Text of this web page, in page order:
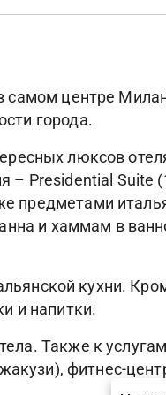
центре
города.
люксов
– Presidential Suite
предметами
и хаммам в
кухни.
и напитки.
Также к
фитнес-